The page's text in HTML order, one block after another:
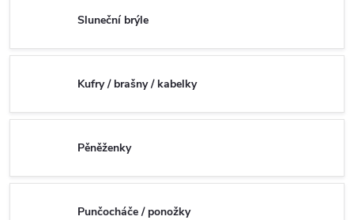
Sluneční brýle
Kufry / brašny / kabelky
Pěněženky
Punčocháče / ponožky